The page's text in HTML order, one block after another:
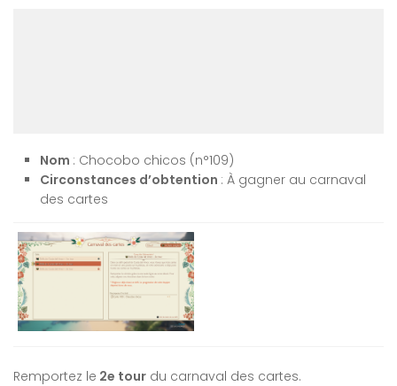
Nom : Chocobo chicos (n°109)
Circonstances d’obtention : À gagner au carnaval
des cartes
Remportez le 2e tour du carnaval des cartes.